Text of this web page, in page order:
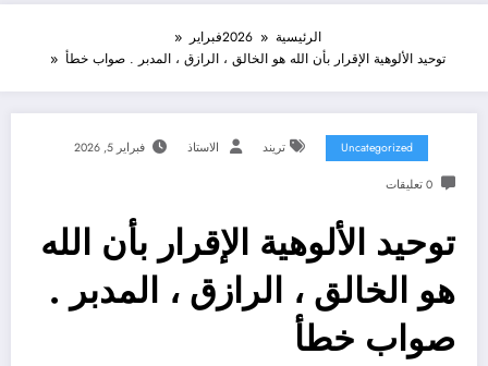
الرئيسية 2026فبراير
توحيد الألوهية الإقرار بأن الله هو الخالق ، الرازق ، المدبر . صواب خطأ
Uncategorized تريند الاستاذ فبراير 5, 2026
0 تعليقات
توحيد الألوهية الإقرار بأن الله
هو الخالق ، الرازق ، المدبر .
صواب خطأ